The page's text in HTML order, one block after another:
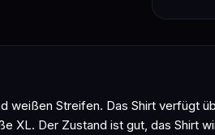
weißen Streifen. Das Shirt
XL. Der Zustand ist gut, das Shirt